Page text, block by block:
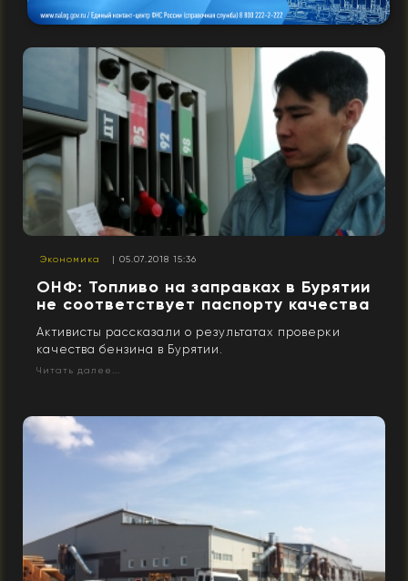
Экономика | 05.07.2018 15:36
ОНФ: Топливо на заправках в Бурятии
не соответствует паспорту качества
Активисты рассказали о результатах проверки
качества бензина в Бурятии.
Читать далее...